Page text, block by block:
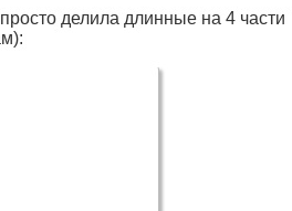
делила длинные на 4 части